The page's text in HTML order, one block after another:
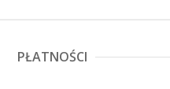
PŁATNOŚCI